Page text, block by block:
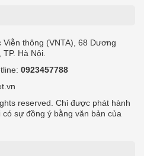
thông (VNTA), 68 Dương
Hà Nội.
0923457788
reserved. Chỉ được phát hành
sự đồng ý bằng văn bản của